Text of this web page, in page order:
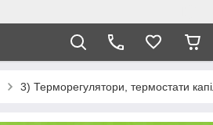
3) Терморегулятори, термостати